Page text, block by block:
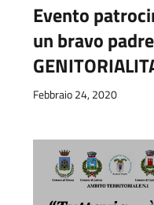
Evento
un bravo
Febbraio 24, 2020